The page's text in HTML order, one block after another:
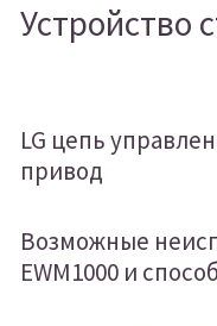
Устройство
LG цепь
привод
Возможные
EWM1000 и